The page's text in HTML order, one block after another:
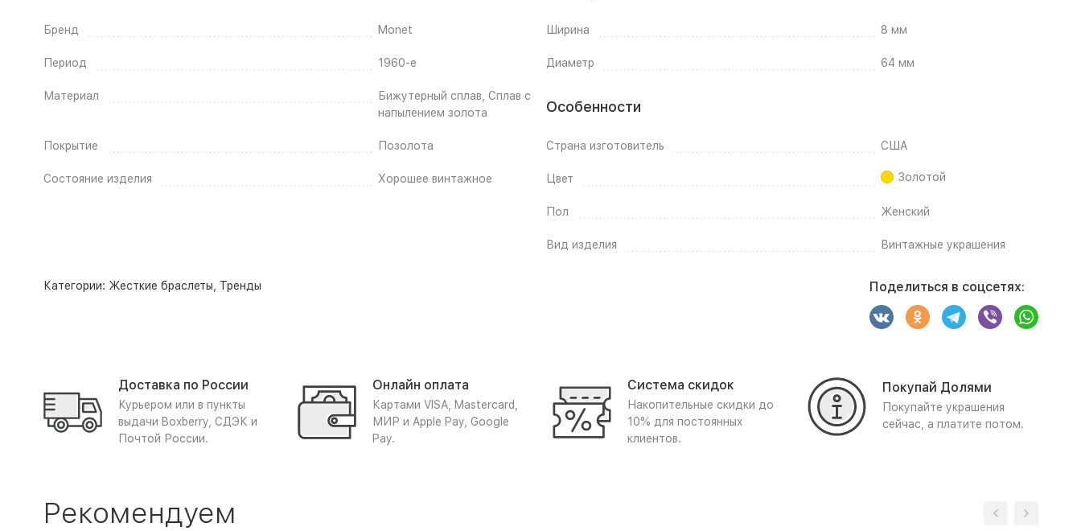
Бренд Monet
Период 1960-е
Материал
Бижутерный сплав, Сплав с
напылением золота
Покрытие Позолота
Состояние изделия Хорошее винтажное
Ширина 8 мм
Диаметр 64 мм
Особенности
Страна изготовитель США
Цвет Золотой
Пол Женский
Вид изделия Винтажные украшения
Категории: Жесткие браслеты Тренды Поделиться в соцсетях:
Доставка по России
Курьером или в пункты
выдачи Boxberry, СДЭК и
Почтой России.
Онлайн оплата
Картами VISA, Mastercard,
МИР и Apple Pay, Google
Pay.
Система скидок
Накопительные скидки до
10% для постоянных
клиентов.
Покупай Долями
Покупайте украшения
сейчас, а платите потом.
Рекомендуем